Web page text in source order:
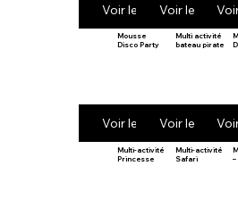
Voir le produit
Voir le
Mousse
Disco Party
Voir le produit
Multi activité
bateau pirate
Voir le
Multi-activité
Princesse
Multi-activité
Safari